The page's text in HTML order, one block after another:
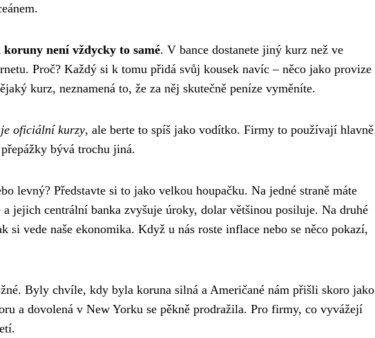
není vždycky to samé. V bance dostanete jiný kurz než ve
Proč? Každý si k tomu přidá svůj kousek navíc – něco jako provize
kurz, neznamená to, že za něj skutečně peníze vyměníte.
oficiální kurzy, ale berte to spíš jako vodítko. Firmy to používají hlavně
bývá trochu jiná.
levný? Představte si to jako velkou houpačku. Na jedné straně máte
jejich centrální banka zvyšuje úroky, dolar většinou posiluje. Na druhé
si vede naše ekonomika. Když u nás roste inflace nebo se něco pokazí,
Byly chvíle, kdy byla koruna silná a Američané nám přišli skoro jako
a dovolená v New Yorku se pěkně prodražila. Pro firmy, co vyvážejí